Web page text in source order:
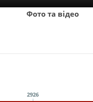
Фото та відео
2926